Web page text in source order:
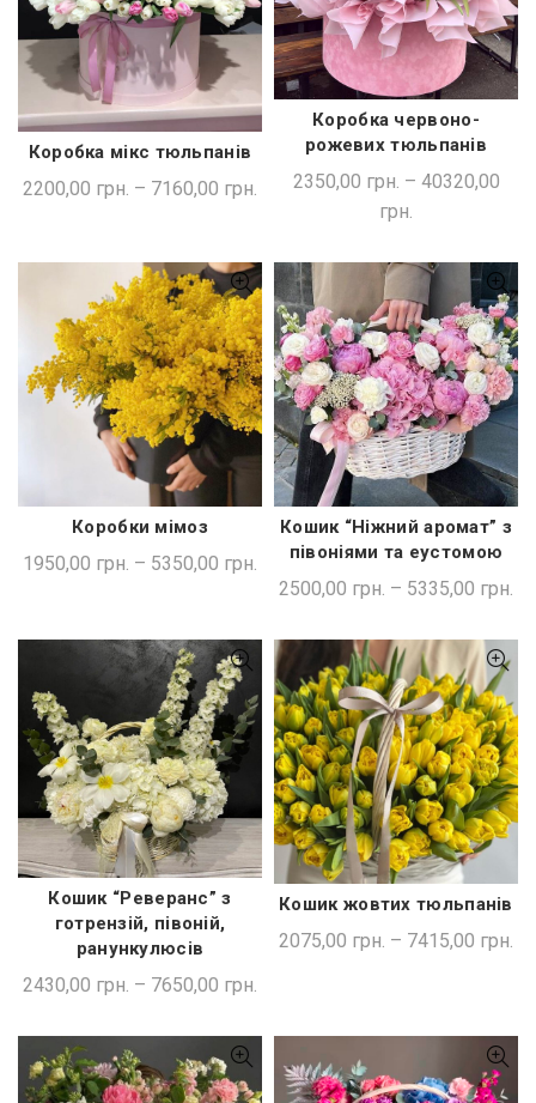
ШВИДКА ПОКУПКА
Коробка мікс тюльпанів
2200,00 грн. – 7160,00 грн.
ШВИДКА ПОКУПКА
Коробка червоно-
рожевих тюльпанів
2350,00 грн. – 40320,00
грн.
ШВИДКА ПОКУПКА
Коробки мімоз
1950,00 грн. – 5350,00 грн.
ШВИДКА ПОКУПКА
Кошик “Ніжний аромат” з
півоніями та еустомою
2500,00 грн. – 5335,00 грн.
ШВИДКА ПОКУПКА
Кошик “Реверанс” з
готрензій, півоній,
ранункулюсів
2430,00 грн. – 7650,00 грн.
ШВИДКА ПОКУПКА
Кошик жовтих тюльпанів
2075,00 грн. – 7415,00 грн.